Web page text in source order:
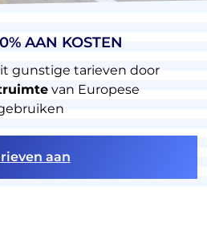
AAN KOSTEN
gunstige tarieven door
van Europese
aan